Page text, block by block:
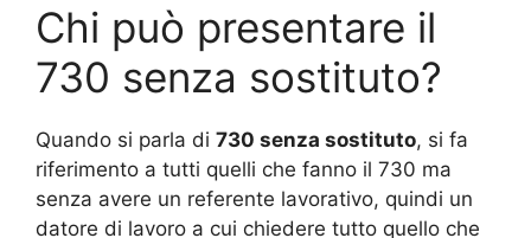
Chi può presentare il
730 senza sostituto?
Quando si parla di 730 senza sostituto, si fa
riferimento a tutti quelli che fanno il 730 ma
senza avere un referente lavorativo, quindi un
datore di lavoro a cui chiedere tutto quello che